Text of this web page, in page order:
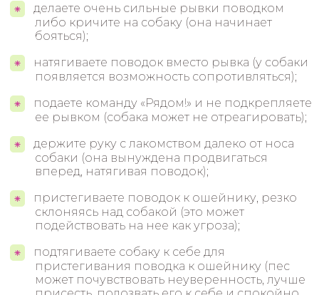
делаете очень сильные рывки поводком
либо кричите на собаку (она начинает
бояться);
натягиваете поводок вместо рывка (у собаки
появляется возможность сопротивляться);
подаете команду «Рядом!» и не подкрепляете
ее рывком (собака может не отреагировать);
держите руку с лакомством далеко от носа
собаки (она вынуждена продвигаться
вперед, натягивая поводок);
пристегиваете поводок к ошейнику, резко
склоняясь над собакой (это может
подействовать на нее как угроза);
подтягиваете собаку к себе для
пристегивания поводка к ошейнику (пес
может почувствовать неуверенность, лучше